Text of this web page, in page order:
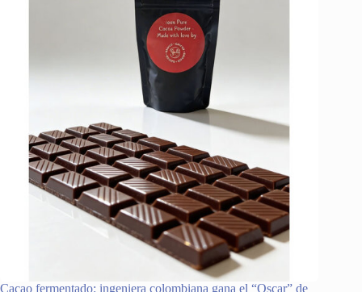
Cacao fermentado: ingeniera colombiana gana el “Oscar” de